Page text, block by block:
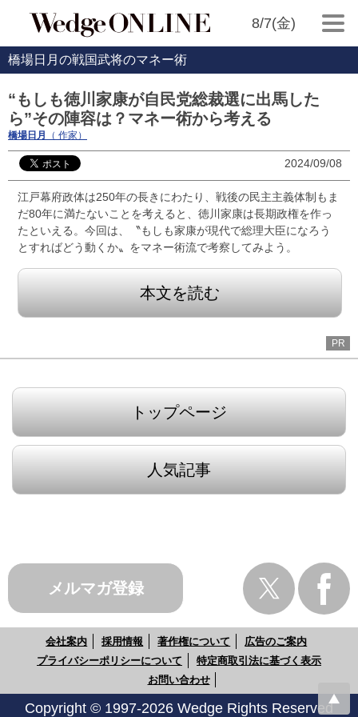
8/7(金)
橋場日月の戦国武将のマネー術
“もしも徳川家康が自民党総裁選に出馬した
ら”その陣容は？マネー術から考える
橋場日月 （ 作家）
2024/09/08
江戸幕府政体は250年の長きにわたり、戦後の民主主義体制もま
だ80年に満たないことを考えると、徳川家康は長期政権を作っ
たといえる。今回は、〝もしも家康が現代で総理大臣になろう
とすればどう動くか〟をマネー術流で考察してみよう。
本文を読む
PR
トップページ
人気記事
メルマガ登録
会社案内 採用情報 著作権について
広告のご案内
プライバシーポリシーについて
特定商取引法に基づく表示
お問い合わせ
Copyright © 1997-2026 Wedge Rights Reserved